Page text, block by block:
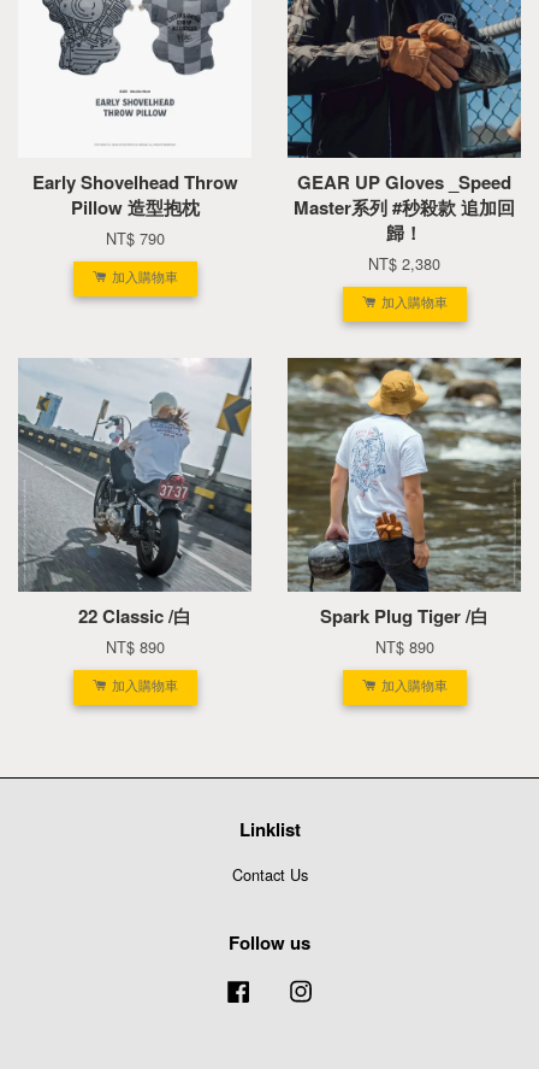
Early Shovelhead Throw
Pillow 造型抱枕
NT$ 790
加入購物車
GEAR UP Gloves _Speed
Master系列 #秒殺款 追加回
歸！
NT$ 2,380
加入購物車
22 Classic /白
NT$ 890
加入購物車
Spark Plug Tiger /白
NT$ 890
加入購物車
Linklist
Contact Us
Follow us
Facebook